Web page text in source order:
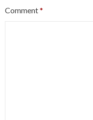
Comment*